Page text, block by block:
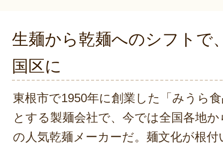
生麺から乾麺へのシフトで
国区に
東根市で1950年に創業した「みうら
とする製麺会社で、今では全国各地
の人気乾麺メーカーだ。麺文化が根